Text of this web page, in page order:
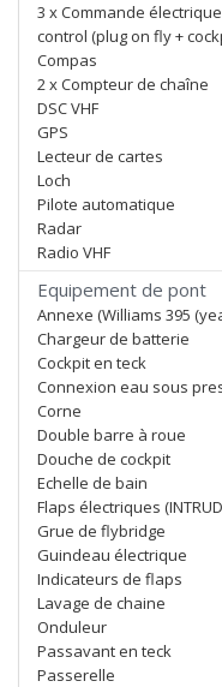
3 x Commande
control (plug on fly +
Compas
2 x Compteur de chaîne
DSC VHF
GPS
Lecteur de cartes
Loch
Pilote automatique
Radar
Radio VHF
Equipement de pont
Annexe (Williams 395
Chargeur de batterie
Cockpit en teck
Connexion eau sous
Corne
Double barre à roue
Douche de cockpit
Echelle de bain
Flaps électriques
Grue de flybridge
Guindeau électrique
Indicateurs de flaps
Lavage de chaine
Onduleur
Passavant en teck
Passerelle